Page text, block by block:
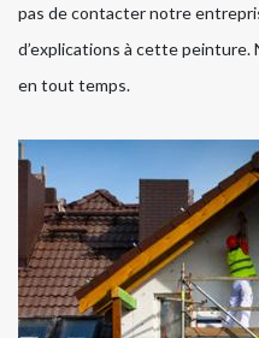
pas de contacter notre
d’explications à cette peinture.
en tout temps.